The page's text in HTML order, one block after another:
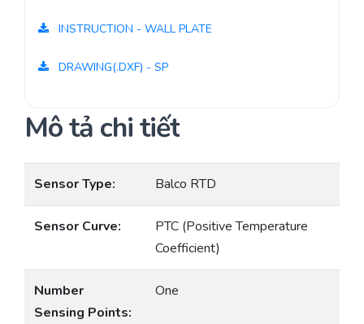
INSTRUCTION - WALL PLATE
DRAWING(.DXF) - SP
Mô tả chi tiết
Sensor Type: Balco RTD
Sensor Curve:
PTC (Positive Temperature
Coefficient)
Number
Sensing Points:
One